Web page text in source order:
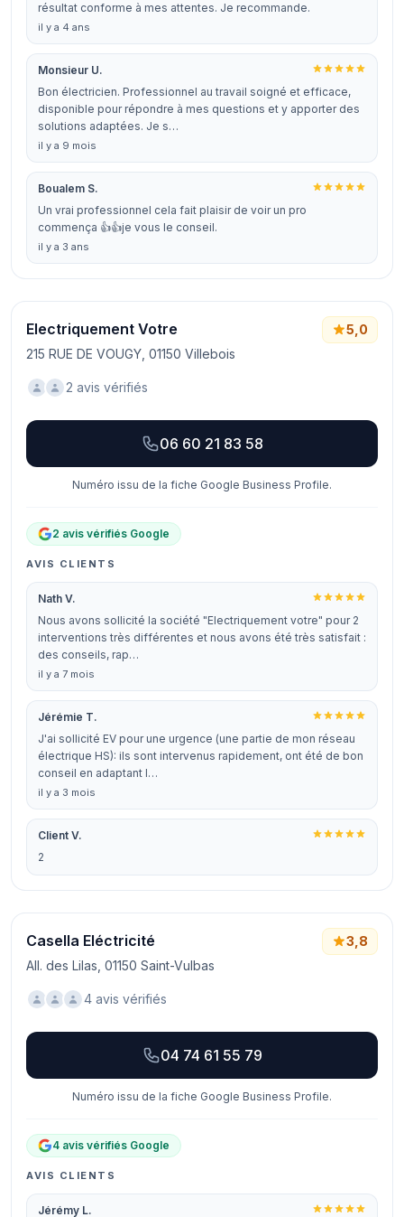
résultat conforme à mes attentes. Je recommande.
il y a 4 ans
Monsieur U.
Bon électricien. Professionnel au travail soigné et efficace,
disponible pour répondre à mes questions et y apporter des
solutions adaptées. Je s…
il y a 9 mois
Boualem S.
Un vrai professionnel cela fait plaisir de voir un pro
commença 👍👍je vous le conseil.
il y a 3 ans
Electriquement Votre
215 RUE DE VOUGY, 01150 Villebois
5,0
2 avis vérifiés
06 60 21 83 58
Numéro issu de la fiche Google Business Profile.
2 avis vérifiés Google
AVIS CLIENTS
Nath V.
Nous avons sollicité la société "Electriquement votre" pour 2
interventions très différentes et nous avons été très satisfait :
des conseils, rap…
il y a 7 mois
Jérémie T.
J'ai sollicité EV pour une urgence (une partie de mon réseau
électrique HS): ils sont intervenus rapidement, ont été de bon
conseil en adaptant l…
il y a 3 mois
Client V.
2
Casella Eléctricité
All. des Lilas, 01150 Saint-Vulbas
3,8
4 avis vérifiés
04 74 61 55 79
Numéro issu de la fiche Google Business Profile.
4 avis vérifiés Google
AVIS CLIENTS
Jérémy L.